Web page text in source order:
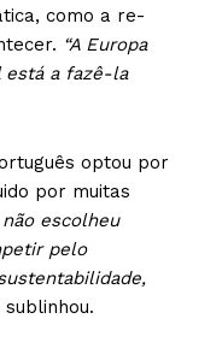
como a re-
“A Europa
está a fazê-la
optou por
por muitas
não escolheu
pelo
sublinhou.